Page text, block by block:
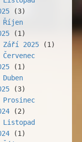
(3)
Říjen
(1)
Září 2025(1)
Červenec
(1)
Duben
(3)
Prosinec
(2)
Listopad
(1)